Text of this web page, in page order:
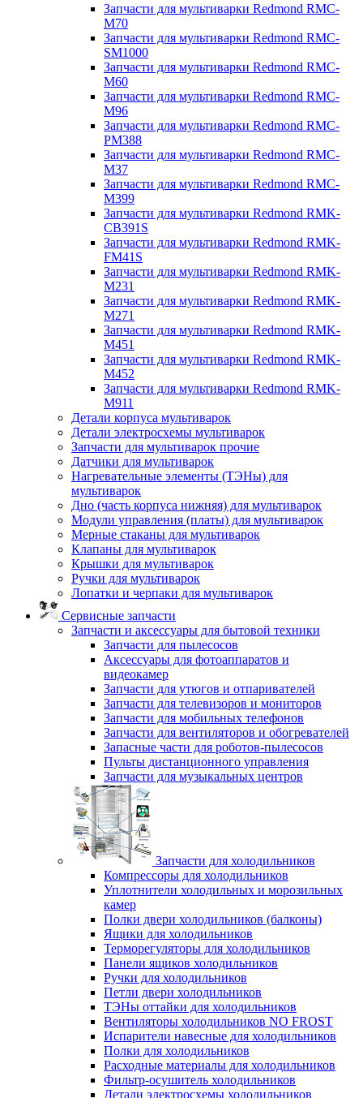
Запчасти для мультиварки Redmond RMC-
M70
Запчасти для мультиварки Redmond RMC-
SM1000
Запчасти для мультиварки Redmond RMC-
M60
Запчасти для мультиварки Redmond RMC-
M96
Запчасти для мультиварки Redmond RMC-
PM388
Запчасти для мультиварки Redmond RMC-
M37
Запчасти для мультиварки Redmond RMC-
M399
Запчасти для мультиварки Redmond RMK-
CB391S
Запчасти для мультиварки Redmond RMK-
FM41S
Запчасти для мультиварки Redmond RMK-
M231
Запчасти для мультиварки Redmond RMK-
M271
Запчасти для мультиварки Redmond RMK-
M451
Запчасти для мультиварки Redmond RMK-
M452
Запчасти для мультиварки Redmond RMK-
M911
Детали корпуса мультиварок
Детали электросхемы мультиварок
Запчасти для мультиварок прочие
Датчики для мультиварок
Нагревательные элементы (ТЭНы) для
мультиварок
Дно (часть корпуса нижняя) для мультиварок
Модули управления (платы) для мультиварок
Мерные стаканы для мультиварок
Клапаны для мультиварок
Крышки для мультиварок
Ручки для мультиварок
Лопатки и черпаки для мультиварок
Сервисные запчасти
Запчасти и аксессуары для бытовой техники
Запчасти для пылесосов
Аксессуары для фотоаппаратов и
видеокамер
Запчасти для утюгов и отпаривателей
Запчасти для телевизоров и мониторов
Запчасти для мобильных телефонов
Запчасти для вентиляторов и обогревателей
Запасные части для роботов-пылесосов
Пульты дистанционного управления
Запчасти для музыкальных центров
Запчасти для холодильников
Компрессоры для холодильников
Уплотнители холодильных и морозильных
камер
Полки двери холодильников (балконы)
Ящики для холодильников
Терморегуляторы для холодильников
Панели ящиков холодильников
Ручки для холодильников
Петли двери холодильников
ТЭНы оттайки для холодильников
Вентиляторы холодильников NO FROST
Испарители навесные для холодильников
Полки для холодильников
Расходные материалы для холодильников
Фильтр-осушитель холодильников
Детали электросхемы холодильников